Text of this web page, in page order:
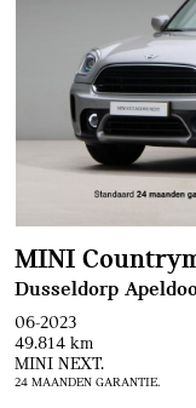
MINI
Dusseldorp
06-2023
49.814 km
MINI NEXT.
24 MAANDEN GARANTIE.